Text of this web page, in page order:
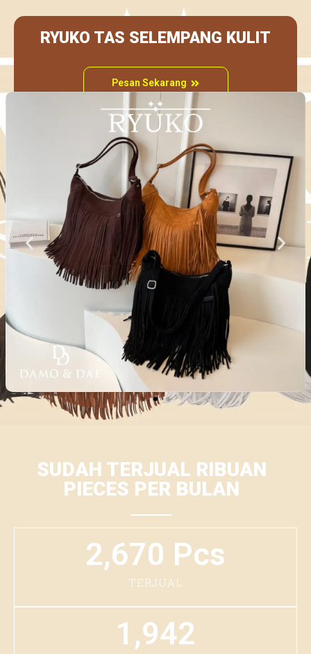
RYUKO TAS SELEMPANG KULIT
Pesan Sekarang
SUDAH TERJUAL RIBUAN
PIECES PER BULAN
2,670 Pcs
TERJUAL
1,942